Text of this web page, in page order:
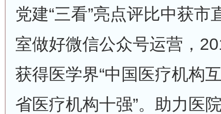
党建“三看”亮点评比中获
室做好微信公众号运营，
获得医学界“中国医疗机构
省医疗机构十强”。助力医